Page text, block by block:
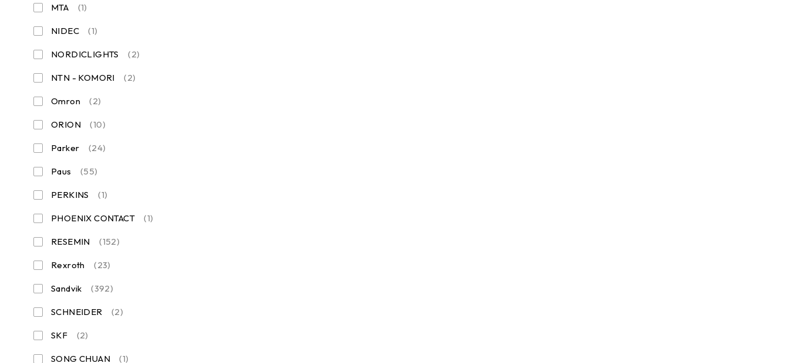
MTA (1)
NIDEC (1)
NORDICLIGHTS (2)
NTN - KOMORI (2)
Omron (2)
ORION (10)
Parker (24)
Paus (55)
PERKINS (1)
PHOENIX CONTACT (1)
RESEMIN (152)
Rexroth (23)
Sandvik (392)
SCHNEIDER (2)
SKF (2)
SONG CHUAN (1)